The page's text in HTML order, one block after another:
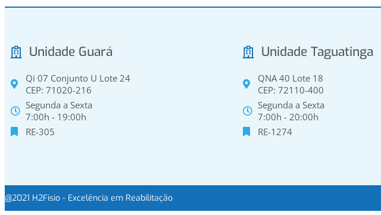
Unidade Guará
Qi 07 Conjunto U Lote 24
CEP: 71020-216
Segunda a Sexta
7:00h - 19:00h
RE-305
Unidade Taguatinga
QNA 40 Lote 18
CEP: 72110-400
Segunda a Sexta
7:00h - 20:00h
RE-1274
@2021 H2Fisio - Excelência em Reabilitação